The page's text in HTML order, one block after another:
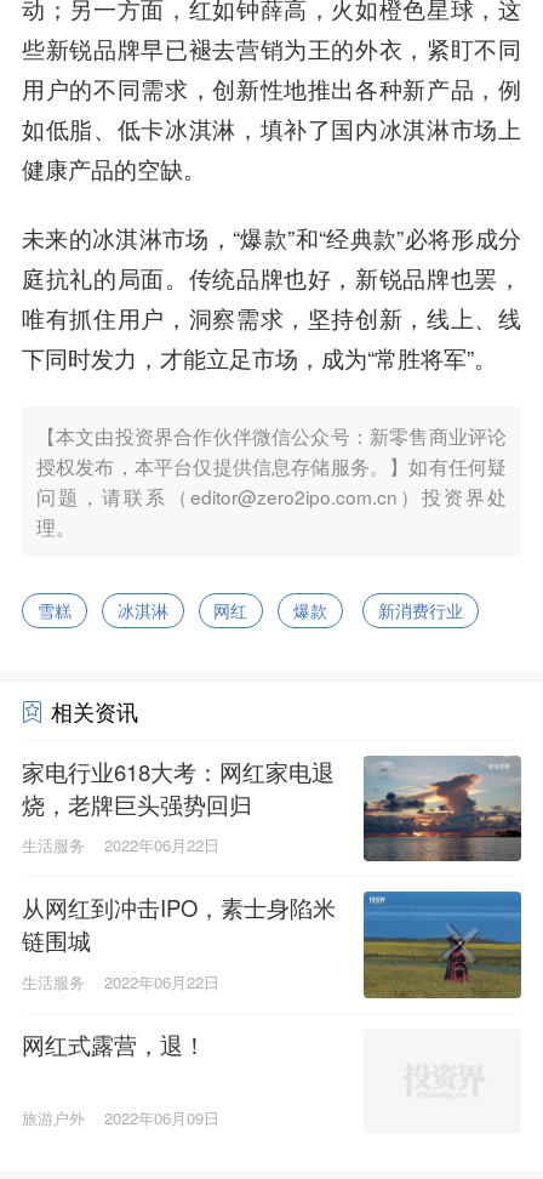
动；另一方面，红如钟薛高，火如橙色星球，这
些新锐品牌早已褪去营销为王的外衣，紧盯不同
用户的不同需求，创新性地推出各种新产品，例
如低脂、低卡冰淇淋，填补了国内冰淇淋市场上
健康产品的空缺。
未来的冰淇淋市场，“爆款”和“经典款”必将形成分
庭抗礼的局面。传统品牌也好，新锐品牌也罢，
唯有抓住用户，洞察需求，坚持创新，线上、线
下同时发力，才能立足市场，成为“常胜将军”。
【本文由投资界合作伙伴微信公众号：新零售商业评论
授权发布，本平台仅提供信息存储服务。】如有任何疑
问题，请联系（editor@zero2ipo.com.cn）投资界处
理。
雪糕 冰淇淋 网红 爆款 新消费行业
相关资讯
家电行业618大考：网红家电退
烧，老牌巨头强势回归
生活服务 2022年06月22日
从网红到冲击IPO，素士身陷米
链围城
生活服务 2022年06月22日
网红式露营，退！
旅游户外 2022年06月09日